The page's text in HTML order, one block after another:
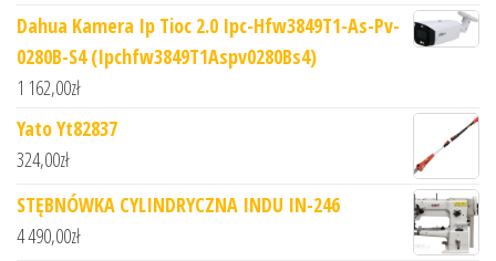
Dahua Kamera Ip Tioc 2.0 Ipc-Hfw3849T1-As-Pv-
0280B-S4 (Ipchfw3849T1Aspv0280Bs4)
1 162,00zł
Yato Yt82837
324,00zł
STĘBNÓWKA CYLINDRYCZNA INDU IN-246
4 490,00zł